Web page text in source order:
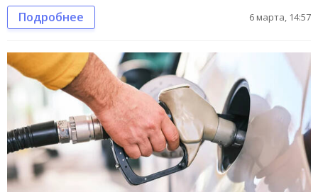
Подробнее 6 марта, 14:57